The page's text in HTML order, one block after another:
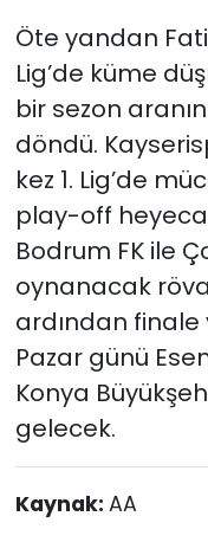
Öte yandan
Lig’de küme
bir sezon
döndü.
kez 1. Lig’de
play-off
Bodrum FK ile
oynanacak
ardından finale
Pazar günü
Konya
gelecek.
Kaynak: AA